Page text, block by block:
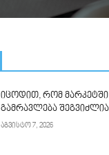
იცოდით, რომ მარკეტში
გამრავლება
აგვისტო 7, 2026